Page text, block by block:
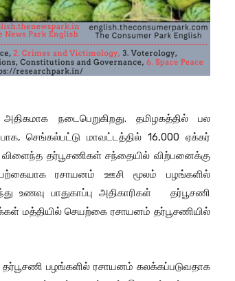
நடைபெறுகிறது. தமிழகத்தில் பல
செங்கல்பட்டு மாவட்டத்தில் 16,000 ஏக்கர்
விளைந்த தர்பூசணிகள் சந்தையில் விற்பனைக்கு
ரசாயனம் ஊசி மூலம் பழங்களில்
உணவு பாதுகாப்பு அதிகாரிகள் தர்பூசணி
மத்தியில் செயற்கை ரசாயனம் தர்பூசணியில்
பழங்களில் ரசாயனம் கலக்கப்படுவதாக